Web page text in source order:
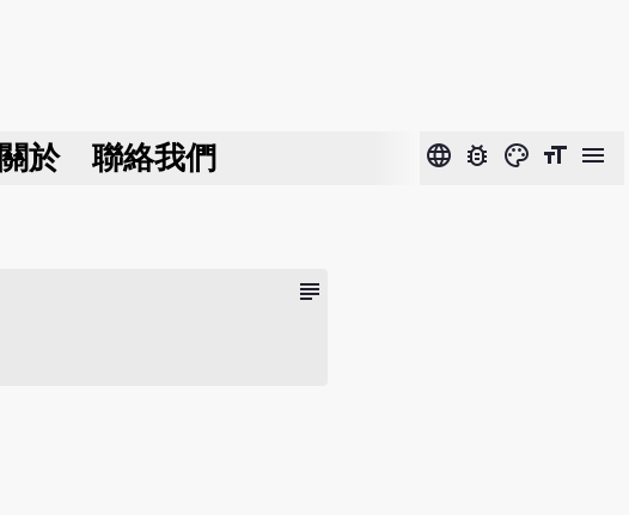
關於 聯絡我們 language bug_report color_lens format_size menu
subject